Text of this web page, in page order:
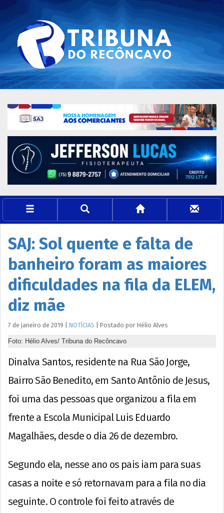
SAJ: Sol quente e falta de
banheiro foram as maiores
dificuldades na fila da ELEM,
diz mãe
7 de janeiro de 2019 NOTÍCIAS Postado por Hélio Alves
Foto: Hélio Alves/ Tribuna do Recôncavo
Dinalva Santos, residente na Rua São Jorge,
Bairro São Benedito, em Santo Antônio de Jesus,
foi uma das pessoas que organizou a fila em
frente a Escola Municipal Luis Eduardo
Magalhães, desde o dia 26 de dezembro.
Segundo ela, nesse ano os pais iam para suas
casas a noite e só retornavam para a fila no dia
seguinte. O controle foi feito através de